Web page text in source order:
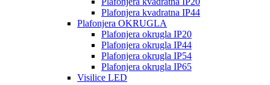
Plafonjera kvadratna IP44
Plafonjera OKRUGLA
Plafonjera okrugla IP20
Plafonjera okrugla IP44
Plafonjera okrugla IP54
Plafonjera okrugla IP65
Visilice LED